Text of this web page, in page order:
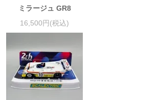
ミラージュ GR8
16,500円(税込)